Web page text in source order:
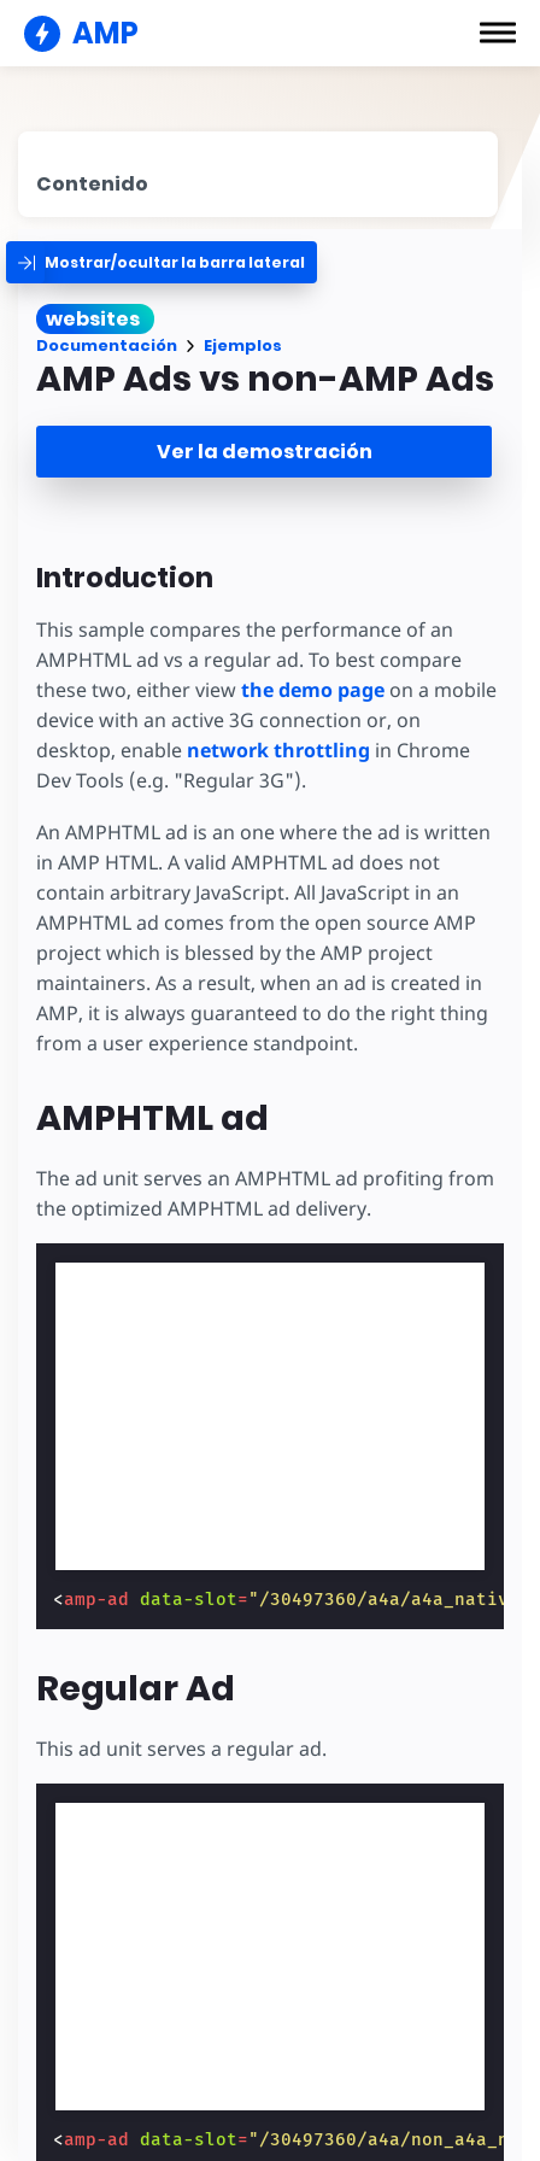
AMP
Contenido
Mostrar/ocultar la barra lateral
websites
Documentación Ejemplos
AMP Ads vs non-AMP Ads
Ver la demostración
Introduction
This sample compares the performance of an
AMPHTML ad vs a regular ad. To best compare
these two, either viewthe demo page on a mobile
device with an active 3G connection or, on
desktop, enable network throttling in Chrome
Dev Tools (e.g. "Regular 3G").
An AMPHTML ad is an one where the ad is written
in AMP HTML. A valid AMPHTML ad does not
contain arbitrary JavaScript. All JavaScript in an
AMPHTML ad comes from the open source AMP
project which is blessed by the AMP project
maintainers. As a result, when an ad is created in
AMP, it is always guaranteed to do the right thing
from a user experience standpoint.
AMPHTML ad
The ad unit serves an AMPHTML ad profiting from
the optimized AMPHTML ad delivery.
<amp-ad data-slot="/30497360/a4a/a4a_native"
Regular Ad
This ad unit serves a regular ad.
<amp-ad data-slot="/30497360/a4a/